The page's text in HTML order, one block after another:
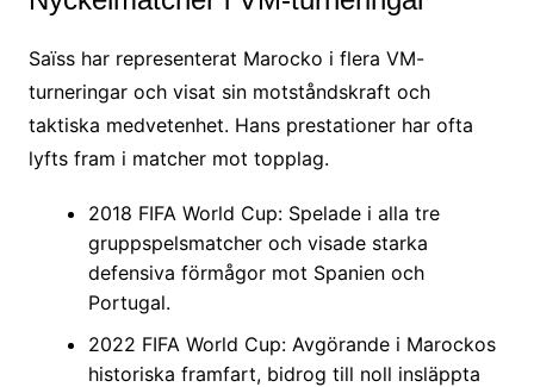
Saïss har representerat Marocko i flera VM-
turneringar och visat sin motståndskraft och
taktiska medvetenhet. Hans prestationer har ofta
lyfts fram i matcher mot topplag.
2018 FIFA World Cup: Spelade i alla tre
gruppspelsmatcher och visade starka
defensiva förmågor mot Spanien och
Portugal.
2022 FIFA World Cup: Avgörande i Marockos
historiska framfart, bidrog till noll insläppta